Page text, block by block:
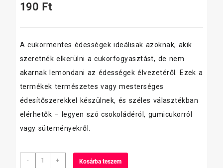
190 Ft
A cukormentes édességek ideálisak azoknak, akik
szeretnék elkerülni a cukorfogyasztást, de nem
akarnak lemondani az édességek élvezetéről. Ezek a
termékek természetes vagy mesterséges
édesítőszerekkel készülnek, és széles választékban
elérhetők – legyen szó csokoládéról, gumicukorról
vagy süteményekről.
-
Cerbona+ Kosárba teszem